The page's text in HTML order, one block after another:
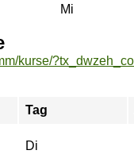
Mi
Tag
Di